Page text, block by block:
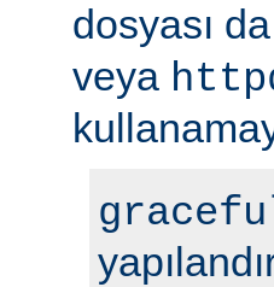
dosyası
veya